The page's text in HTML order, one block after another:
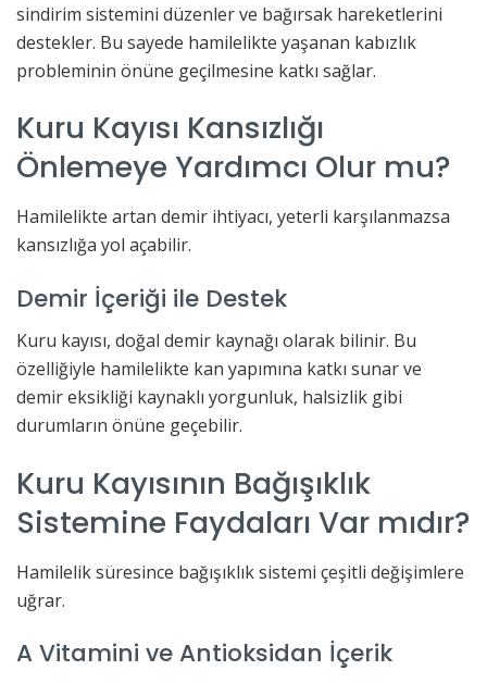
sindirim sistemini düzenler ve bağırsak hareketlerini
destekler. Bu sayede hamilelikte yaşanan kabızlık
probleminin önüne geçilmesine katkı sağlar.
Kuru Kayısı Kansızlığı
Önlemeye Yardımcı Olur mu?
Hamilelikte artan demir ihtiyacı, yeterli karşılanmazsa
kansızlığa yol açabilir.
Demir İçeriği ile Destek
Kuru kayısı, doğal demir kaynağı olarak bilinir. Bu
özelliğiyle hamilelikte kan yapımına katkı sunar ve
demir eksikliği kaynaklı yorgunluk, halsizlik gibi
durumların önüne geçebilir.
Kuru Kayısının Bağışıklık
Sistemine Faydaları Var mıdır?
Hamilelik süresince bağışıklık sistemi çeşitli değişimlere
uğrar.
A Vitamini ve Antioksidan İçerik